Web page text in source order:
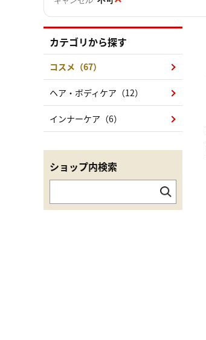
カテゴリから探す
コスメ（67）
ヘア・ボディケア（12）
インナーケア（6）
ショップ内検索